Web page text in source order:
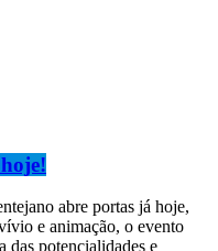
abre portas já hoje,
e animação, o evento
das potencialidades e